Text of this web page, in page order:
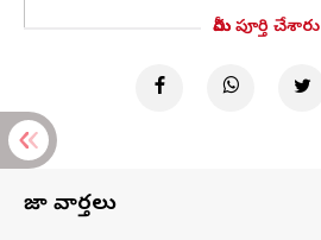
మీరు పూర్తి చేశారు
తాజా వార్తలు